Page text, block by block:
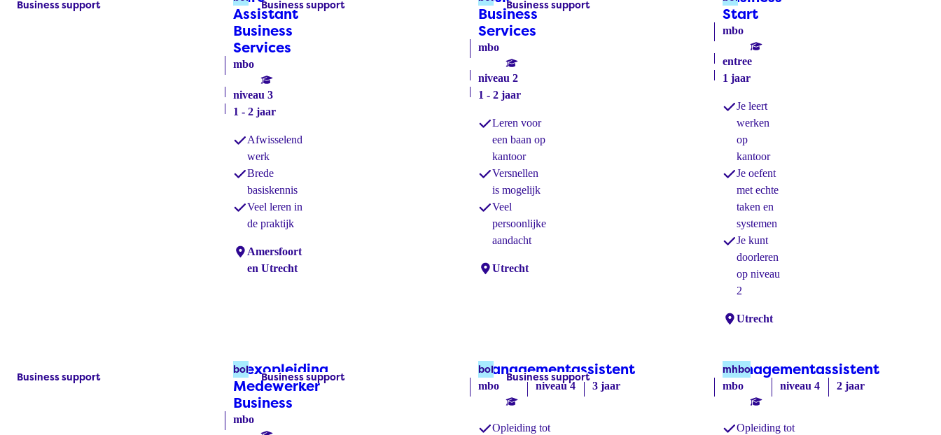
Assistant
Business
Services
mbo
niveau 3
1 - 2 jaar
Afwisselend
werk
Brede
basiskennis
Veel leren in
de praktijk
Locaties:
Amersfoort
en Utrecht
Labels:
Business support
Business
Services
mbo
niveau 2
1 - 2 jaar
Leren voor
een baan op
kantoor
Versnellen
is mogelijk
Veel
persoonlijke
aandacht
Locaties:
Utrecht
Labels:
Business support
Start(bol)
mbo
entree
1 jaar
Je leert
werken
op
kantoor
Je oefent
met echte
taken en
systemen
Je kunt
doorleren
op niveau
2
Locaties:
Utrecht
Labels:
Business support
Flexopleiding
Medewerker
Business
mbo
bol
Labels:
Business support Managementassistent(bol)
mbo niveau 4 3 jaar
bol
Opleiding tot
Labels:
Business support Managementassistent(mhbo)
mbo niveau 4 2 jaar
mhbo
Opleiding tot
Labels:
Business support